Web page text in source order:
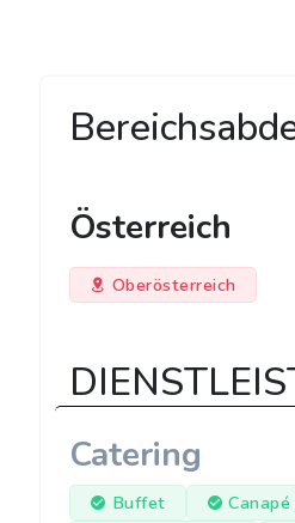
Österreich
Oberösterreich
Catering
Buffet